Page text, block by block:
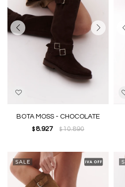
BOTA MOSS - CHOCOLATE
$ 8.927 $10.890